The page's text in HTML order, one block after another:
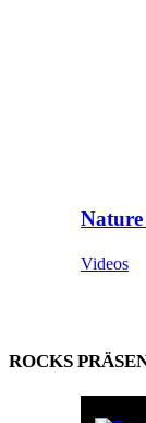
Nature
Videos
ROCKS